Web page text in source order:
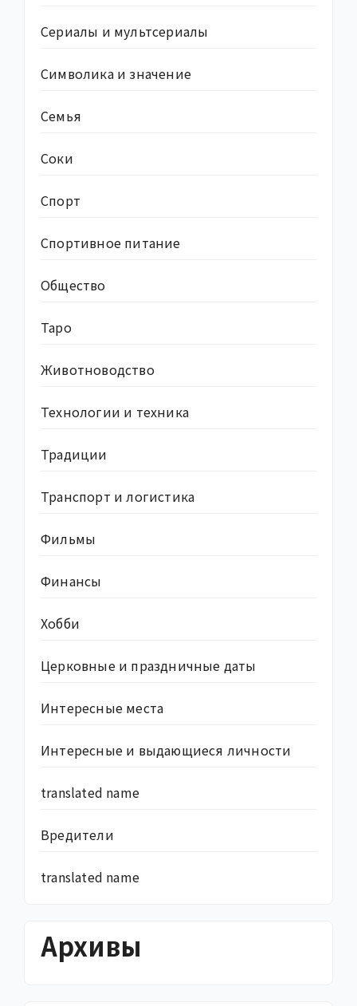
Сериалы и мультсериалы
Символика и значение
Семья
Соки
Спорт
Спортивное питание
Общество
Таро
Животноводство
Технологии и техника
Традиции
Транспорт и логистика
Фильмы
Финансы
Хобби
Церковные и праздничные даты
Интересные места
Интересные и выдающиеся личности
translated name
Вредители
translated name
Архивы